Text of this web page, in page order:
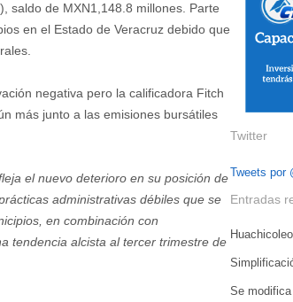
saldo de MXN1,148.8 millones. Parte
en el Estado de Veracruz debido que
negativa pero la calificadora Fitch
más junto a las emisiones bursátiles
el nuevo deterioro en su posición de
administrativas débiles que se
en combinación con
tendencia alcista al tercer trimestre de
Twitter
Tweets por
Entradas
Se